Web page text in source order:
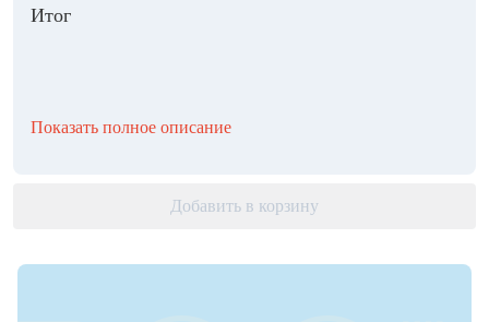
Итог
Показать полное описание
Добавить в корзину